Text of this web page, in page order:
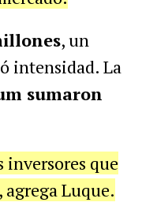
, un
intensidad. La
sumaron
inversores que
Luque.